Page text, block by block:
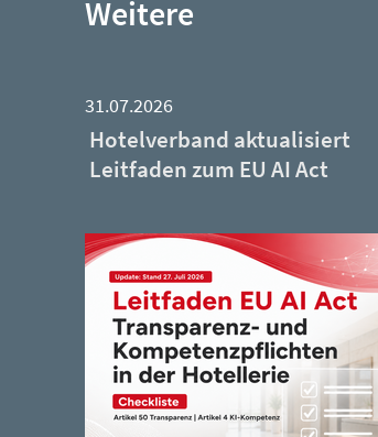
Weitere
31.07.2026
Hotelverband aktualisiert
Leitfaden zum EU AI Act